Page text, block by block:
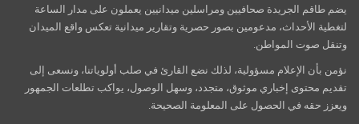
يضم طاقم الجريدة صحافيين ومراسلين ميدانيين يعملون على مدار الساعة
لتغطية الأحداث، مدعومين بصور حصرية وتقارير ميدانية تعكس واقع الميدان
وتنقل صوت المواطن.
نؤمن بأن الإعلام مسؤولية، لذلك نضع القارئ في صلب أولوياتنا، ونسعى إلى
تقديم محتوى إخباري موثوق، متجدد، وسهل الوصول، يواكب تطلعات الجمهور
ويعزز حقه في الحصول على المعلومة الصحيحة.